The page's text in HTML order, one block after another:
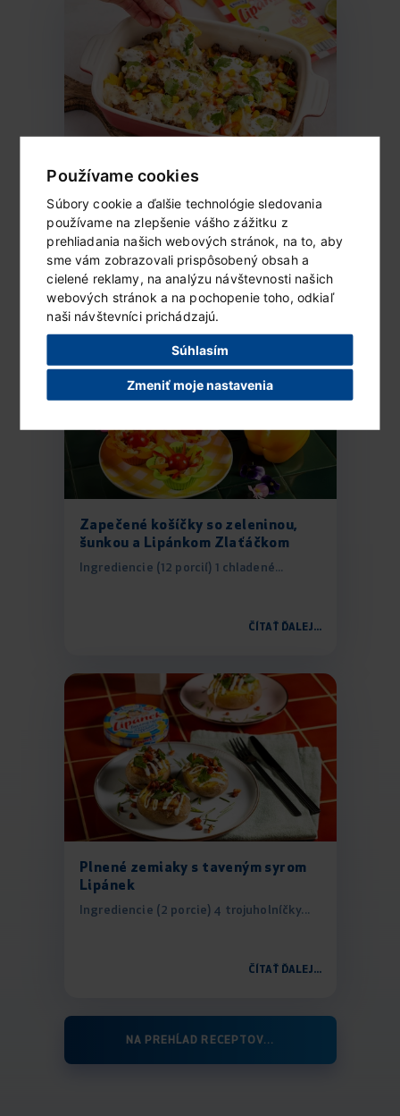
Používame cookies
Súbory cookie a ďalšie technológie sledovania
používame na zlepšenie vášho zážitku z
prehliadania našich webových stránok, na to, aby
sme vám zobrazovali prispôsobený obsah a
cielené reklamy, na analýzu návštevnosti našich
webových stránok a na pochopenie toho, odkiaľ
naši návštevníci prichádzajú.
Súhlasím
Zmeniť moje nastavenia
Zapečené nachos
Ingrediencie (2 porcie) 1 balenie goudy
Lipánek 100 g slaných tortilla...
ČÍTAŤ ĎALEJ...
Zapečené košíčky so zeleninou,
šunkou a Lipánkom Zlaťáčkom
Ingrediencie (12 porcií) 1 chladené...
ČÍTAŤ ĎALEJ...
Plnené zemiaky s taveným syrom
Lipánek
Ingrediencie (2 porcie) 4 trojuholníčky...
ČÍTAŤ ĎALEJ...
NA PREHĹAD RECEPTOV...